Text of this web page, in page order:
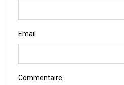
Email
Commentaire